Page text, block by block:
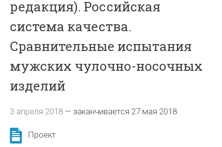
редакция). Российская
система качества.
Сравнительные испытания
мужских чулочно-носочных
изделий
3 апреля 2018 —заканчивается 27 мая 2018
Проект